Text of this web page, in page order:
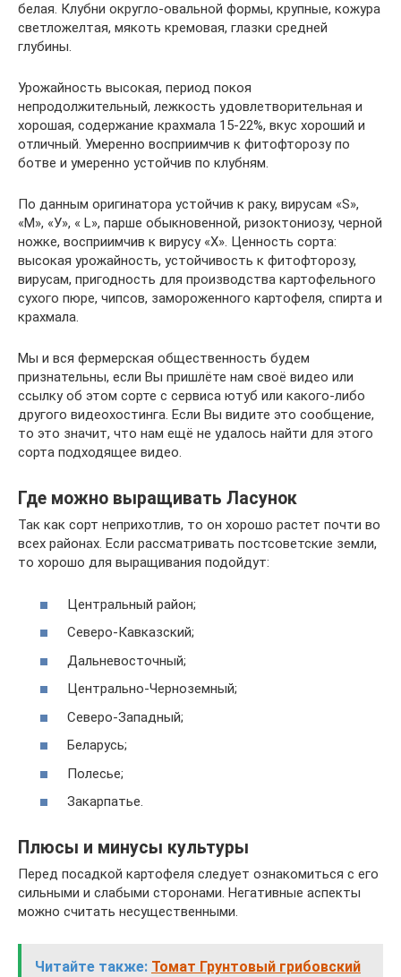
белая. Клубни округло-овальной формы, крупные, кожура
светложелтая, мякоть кремовая, глазки средней
глубины.
Урожайность высокая, период покоя
непродолжительный, лежкость удовлетворительная и
хорошая, содержание крахмала 15-22%, вкус хороший и
отличный. Умеренно восприимчив к фитофторозу по
ботве и умеренно устойчив по клубням.
По данным оригинатора устойчив к раку, вирусам «S»,
«М», «У», « L», парше обыкновенной, ризоктониозу, черной
ножке, восприимчив к вирусу «Х». Ценность сорта:
высокая урожайность, устойчивость к фитофторозу,
вирусам, пригодность для производства картофельного
сухого пюре, чипсов, замороженного картофеля, спирта и
крахмала.
Мы и вся фермерская общественность будем
признательны, если Вы пришлёте нам своё видео или
ссылку об этом сорте с сервиса ютуб или какого-либо
другого видеохостинга. Если Вы видите это сообщение,
то это значит, что нам ещё не удалось найти для этого
сорта подходящее видео.
Где можно выращивать Ласунок
Так как сорт неприхотлив, то он хорошо растет почти во
всех районах. Если рассматривать постсоветские земли,
то хорошо для выращивания подойдут:
Центральный район;
Северо-Кавказский;
Дальневосточный;
Центрально-Черноземный;
Северо-Западный;
Беларусь;
Полесье;
Закарпатье.
Плюсы и минусы культуры
Перед посадкой картофеля следует ознакомиться с его
сильными и слабыми сторонами. Негативные аспекты
можно считать несущественными.
Читайте также: Томат Грунтовый грибовский